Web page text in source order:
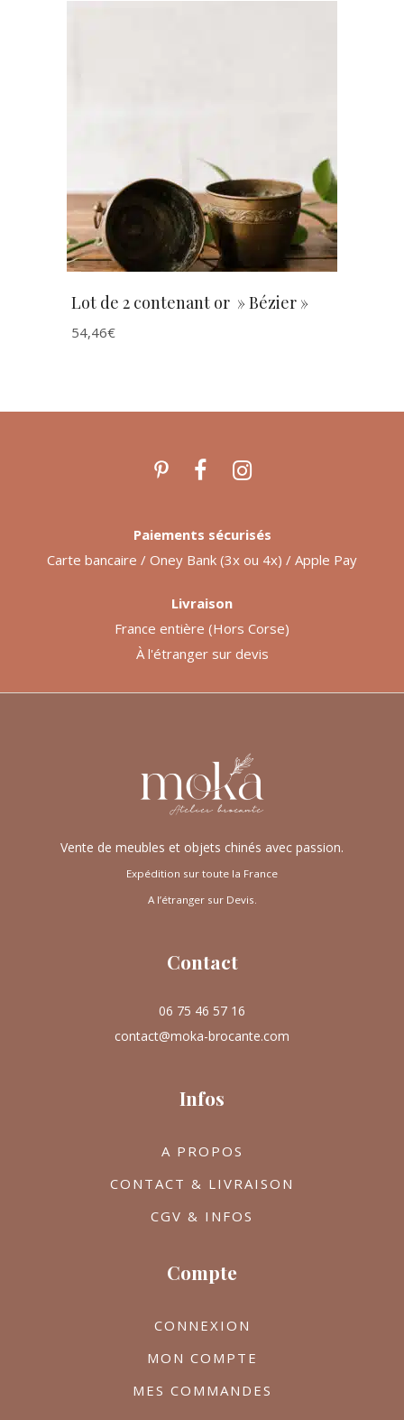
Lot de 2 contenant or » Bézier »
54,46€
Vente de meubles et objets chinés avec passion.
Expédition sur toute la France
A l’étranger sur Devis.
Contact
06 75 46 57 16
contact@moka-brocante.com
Infos
A PROPOS
CONTACT & LIVRAISON
CGV & INFOS
Compte
CONNEXION
MON COMPTE
MES COMMANDES
Paiements sécurisés
Carte bancaire / Oney Bank (3x ou 4x) / Apple Pay
Livraison
France entière (Hors Corse)
À l'étranger sur devis